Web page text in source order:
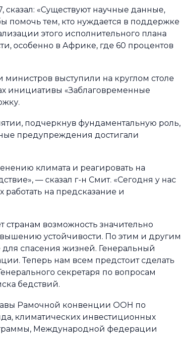
«Существуют научные данные,
помочь тем, кто нуждается в поддержке
этого исполнительного плана
особенно в Африке, где 60 процентов
выступили на круглом столе
инициативы «Заблаговременные
подчеркнув фундаментальную роль,
предупреждения достигали
климата и реагировать на
— сказал г-н Смит. «Сегодня у нас
работать на предсказание и
возможность значительно
устойчивости. По этим и другим
спасения жизней. Генеральный
Теперь нам всем предстоит сделать
секретаря по вопросам
бедствий.
Рамочной конвенции ООН по
климатических инвестиционных
Международной федерации